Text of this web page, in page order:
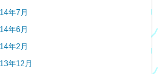
年7月
年6月
年2月
年12月